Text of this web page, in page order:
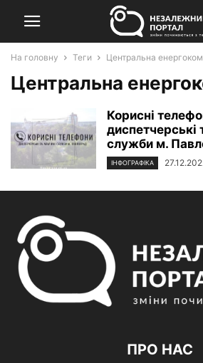
На головну Теги Центральна
Центральна
Корисні
диспетчерські
служби м.
ІНФОГРАФІКА
ПРО НАС